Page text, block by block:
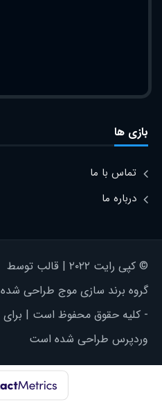
بازی ها
تماس با ما
درباره ما
© کپی رایت ۲۰۲۲ | قالب توسط
گروه برند سازی موج طراحی شده
- کلیه حقوق محفوظ است | برای
وردپرس طراحی شده است